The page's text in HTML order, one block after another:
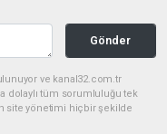
Gönder
ve kanal32.com.tr
dolaylı tüm sorumluluğu tek
site yönetimi hiçbir şekilde